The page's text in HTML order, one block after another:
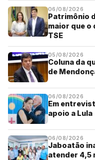
06/08/2026
Patrimônio
maior que o
TSE
05/08/2026
Coluna da
de
06/08/2026
Em
apoio a Lula
06/08/2026
Jaboatão
atender 4,5